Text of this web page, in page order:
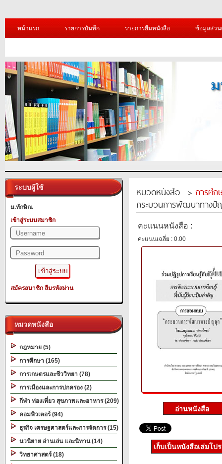
หน้าแรก รายการบันทึก รายการยืมหนังสือ ข้อมูลส่ว
ระบบผู้ใช้
ม.ทักษิณ
เข้าสู่ระบบสมาชิก
สมัครสมาชิก ลืมรหัสผ่าน
หมวดหนังสือ
กฎหมาย (5)
การศึกษา (165)
การเกษตรและชีววิทยา (78)
การเมืองและการปกครอง (2)
กีฬา ท่องเที่ยว สุขภาพและอาหาร (209)
คอมพิวเตอร์ (94)
ธุรกิจ เศรษฐศาสตร์และการจัดการ (15)
นวนิยาย อ่านเล่น และนิทาน (14)
วิทยาศาสตร์ (18)
หมวดหนังสือ -> การศึก
กระบวนการพัฒนาทาง
คะแนนหนังสือ :
คะแนนเฉลี่ย : 0.00
เก็บเป็นหนังสือเล่มโป